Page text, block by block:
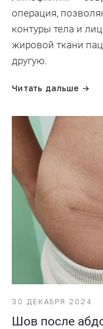
операция,
контуры тела и
жировой ткани
другую.
Читать дальше →
30 ДЕКАБРЯ 2024
Шов после